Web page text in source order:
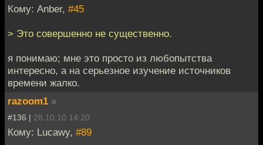
Кому: Anber, #45
> Это совершенно не существенно.
я понимаю; мне это просто из любопытства
интересно, а на серьезное изучение источников
времени жалко.
razoom1 »
#136 | 28.10.10 14:20
Кому: Lucawy, #89